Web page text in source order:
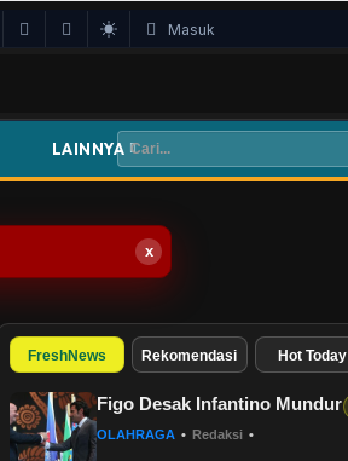
Masuk
LAINNYA
FreshNews Rekomendasi Hot Today
Figo Desak Infantino Mundur
OLAHRAGA • Redaksi •
x